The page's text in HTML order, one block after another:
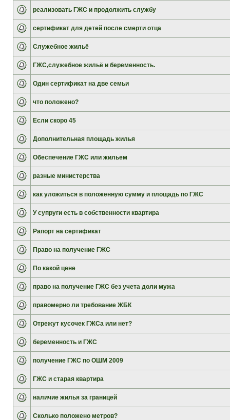
реализовать ГЖС и продолжить службу
сертификат для детей после смерти отца
Служебное жильё
ГЖС,служебное жильё и беременность.
Один сертификат на две семьи
что положено?
Если скоро 45
Дополнительная площадь жилья
Обеспечение ГЖС или жильем
разные министерства
как уложиться в положенную сумму и площадь по ГЖС
У супруги есть в собственности квартира
Рапорт на сертификат
Право на получение ГЖС
По какой цене
право на получение ГЖС без учета доли мужа
правомерно ли требование ЖБК
Отрежут кусочек ГЖСа или нет?
беременность и ГЖС
получение ГЖС по ОШМ 2009
ГЖС и старая квартира
наличие жилья за границей
Сколько положено метров?